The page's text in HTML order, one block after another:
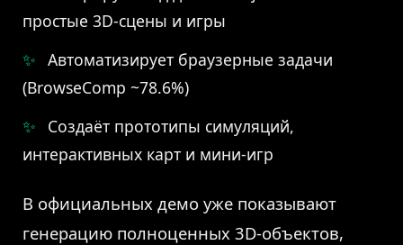
простые 3D-сцены и игры
Автоматизирует браузерные задачи
(BrowseComp ~78.6%)
Создаёт прототипы симуляций,
интерактивных карт и мини-игр
В официальных демо уже показывают
генерацию полноценных 3D-объектов,